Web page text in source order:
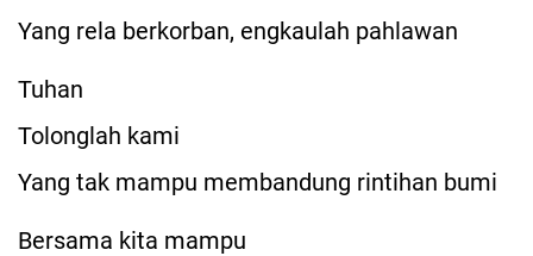
Yang rela berkorban, engkaulah pahlawan
Tuhan
Tolonglah kami
Yang tak mampu membandung rintihan bumi
Bersama kita mampu